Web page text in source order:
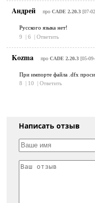
Aндрей про CADE 2.20.3[07-
Русского языка нет!
9
| 6 | Ответить
Kozma про CADE 2.20.3[05-
При импорте файла .dfx
8
| 10 | Ответить
Написать отзыв